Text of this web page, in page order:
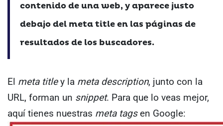
contenido de una web, y aparece justo
debajo del meta title en las páginas de
resultados de los buscadores.
El meta titley la meta description, junto con la
URL, forman un snippet. Para que lo veas mejor,
aquí tienes nuestras meta tagsen Google: